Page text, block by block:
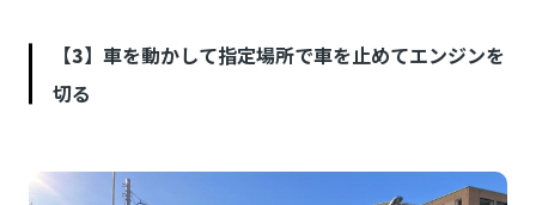
【3】車を動かして指定場所で車を止めてエンジンを
切る